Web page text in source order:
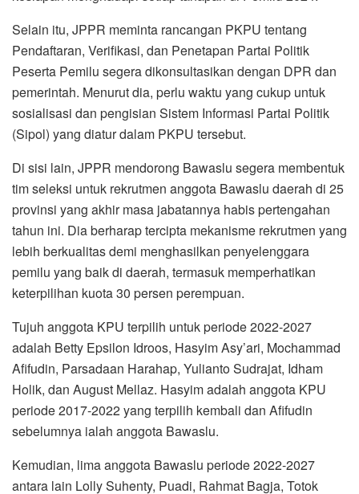
Selain itu, JPPR meminta rancangan PKPU tentang
Pendaftaran, Verifikasi, dan Penetapan Partai Politik
Peserta Pemilu segera dikonsultasikan dengan DPR dan
pemerintah. Menurut dia, perlu waktu yang cukup untuk
sosialisasi dan pengisian Sistem Informasi Partai Politik
(Sipol) yang diatur dalam PKPU tersebut.
Di sisi lain, JPPR mendorong Bawaslu segera membentuk
tim seleksi untuk rekrutmen anggota Bawaslu daerah di 25
provinsi yang akhir masa jabatannya habis pertengahan
tahun ini. Dia berharap tercipta mekanisme rekrutmen yang
lebih berkualitas demi menghasilkan penyelenggara
pemilu yang baik di daerah, termasuk memperhatikan
keterpilihan kuota 30 persen perempuan.
Tujuh anggota KPU terpilih untuk periode 2022-2027
adalah Betty Epsilon Idroos, Hasyim Asy’ari, Mochammad
Afifudin, Parsadaan Harahap, Yulianto Sudrajat, Idham
Holik, dan August Mellaz. Hasyim adalah anggota KPU
periode 2017-2022 yang terpilih kembali dan Afifudin
sebelumnya ialah anggota Bawaslu.
Kemudian, lima anggota Bawaslu periode 2022-2027
antara lain Lolly Suhenty, Puadi, Rahmat Bagja, Totok